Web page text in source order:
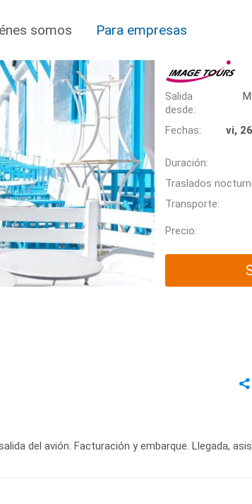
somos Para empresas
Salida
desde:
Fechas:
vi,
Duración:
Traslados
Transporte:
Precio:
del avión. Facturación y embarque. Llegada,